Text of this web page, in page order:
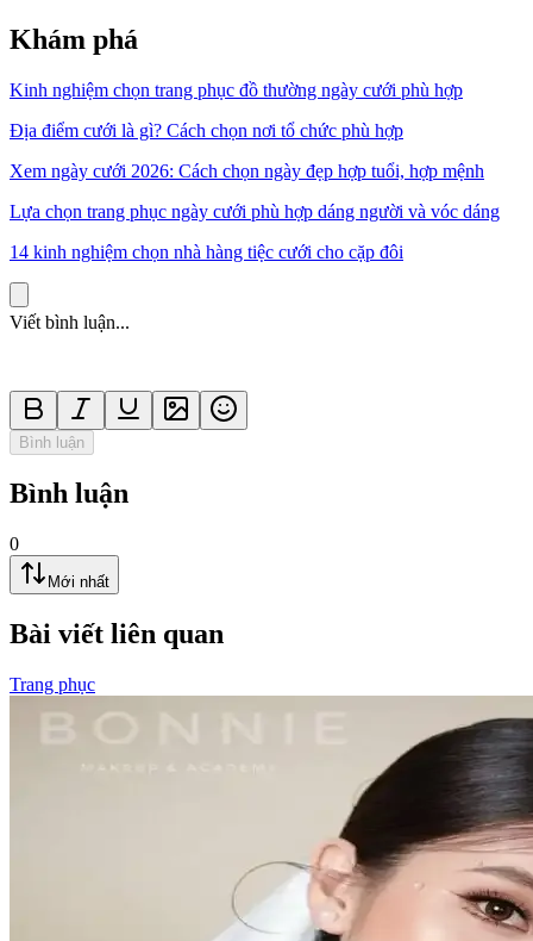
Khám phá
Kinh nghiệm chọn trang phục đồ thường ngày cưới phù hợp
Địa điểm cưới là gì? Cách chọn nơi tổ chức phù hợp
Xem ngày cưới 2026: Cách chọn ngày đẹp hợp tuổi, hợp mệnh
Lựa chọn trang phục ngày cưới phù hợp dáng người và vóc dáng
14 kinh nghiệm chọn nhà hàng tiệc cưới cho cặp đôi
Viết bình luận...
Bình luận
Bình luận
0
Mới nhất
Bài viết liên quan
Trang phục